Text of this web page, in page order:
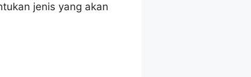
jenis yang akan